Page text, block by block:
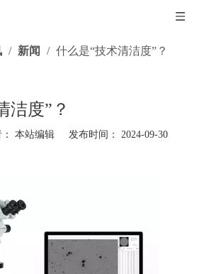
/ 新闻 / 什么是“技术清洁度”？
洁度”？
本站编辑 发布时间： 2024-09-30